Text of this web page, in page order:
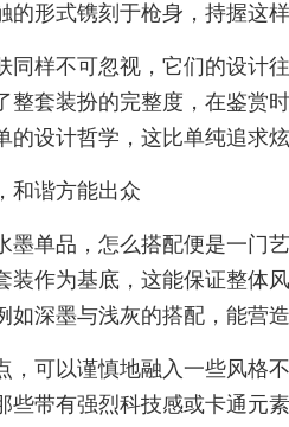
的形式镌刻于枪身，持握这
同样不可忽视，它们的设计
整套装扮的完整度，在鉴赏
的设计哲学，这比单纯追求
和谐方能出众
墨单品，怎么搭配便是一门
装作为基底，这能保证整体
如深墨与浅灰的搭配，能营
，可以谨慎地融入一些风格
些带有强烈科技感或卡通元